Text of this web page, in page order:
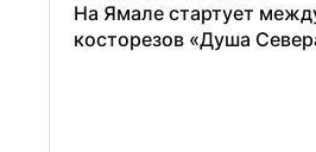
На Ямале стартует
косторезов «Душа